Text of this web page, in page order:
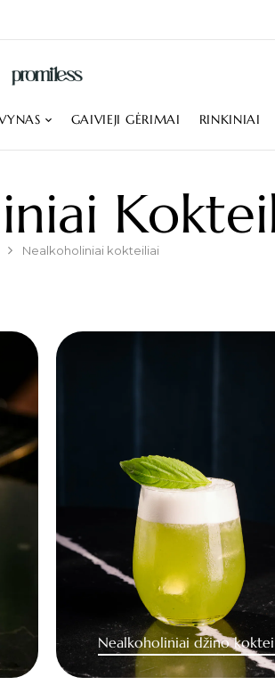
GAIVIEJI GĖRIMAI RINKINIAI
Nealkoholiniai kokteiliai
Nealkoholiniai džino